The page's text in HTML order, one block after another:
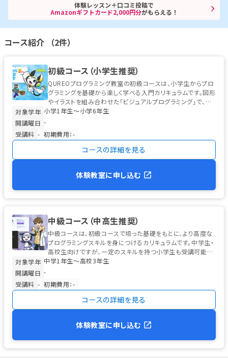
体験レッスン＋口コミ投稿で
Amazonギフトカード2,000円分がもらえる！
コース紹介 （2件）
初級コース（小学生推奨）
QUREOプログラミング教室の初級コースは、小学生からプロ
グラミングを基礎から楽しく学べる入門カリキュラムです。図形
やイラストを組み合わせた「ビジュアルプログラミング」で、初
めてのお子様でも安心...
対象学年 小学1年生〜小学6年生
開講曜日 -
受講料 - 初期費用：-
コースの詳細を見る
体験教室に申し込む
中級コース（中高生推奨）
中級コースは、初級コースで培った基礎をもとに、より高度な
プログラミングスキルを身につけるカリキュラムです。中学生・
高校生向けですが、一定のスキルを持つ小学生も受講可能で
す。 学習の中心は、高校...
対象学年 中学1年生〜高校3年生
開講曜日 -
受講料 - 初期費用：-
コースの詳細を見る
体験教室に申し込む